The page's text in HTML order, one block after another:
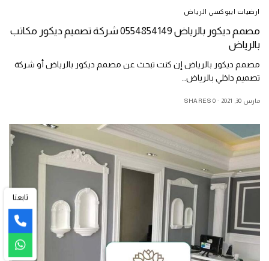
ارضيات ايبوكسي الرياض
مصمم ديكور بالرياض 0554854149 شركة تصميم ديكور مكاتب
بالرياض
مصمم ديكور بالرياض إن كنت تبحث عن مصمم ديكور بالرياض أو شركة
تصميم داخلي بالرياض…
مارس 30, 2021 0 SHARES
تابعنا